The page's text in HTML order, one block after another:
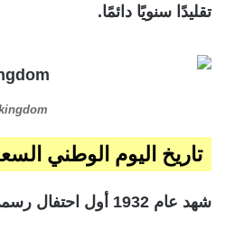
تقليدًا سنويًا دائمًا.
تاريخ اليوم الوطني
شهد عام 1932 أول